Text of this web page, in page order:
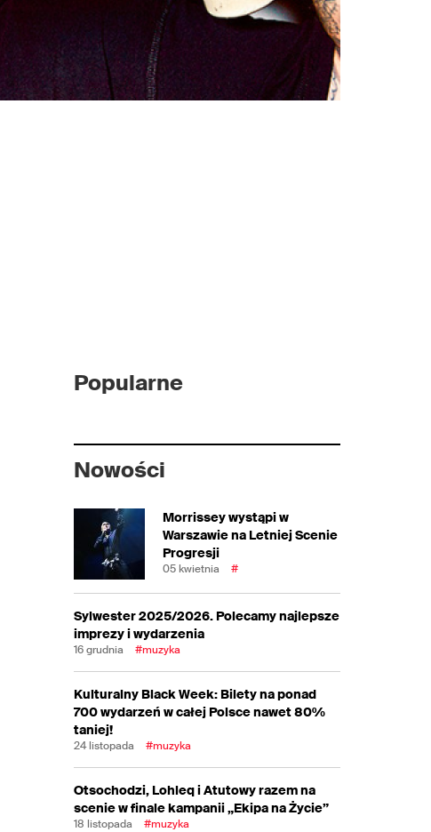
Popularne
Nowości
Morrissey wystąpi w
Warszawie na Letniej Scenie
Progresji
05 kwietnia #
Sylwester 2025/2026. Polecamy najlepsze
imprezy i wydarzenia
16 grudnia #muzyka
Kulturalny Black Week: Bilety na ponad
700 wydarzeń w całej Polsce nawet 80%
taniej!
24 listopada #muzyka
Otsochodzi, Lohleq i Atutowy razem na
scenie w finale kampanii „Ekipa na Życie”
18 listopada #muzyka